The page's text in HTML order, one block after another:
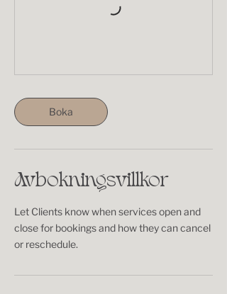
Boka
Avbokningsvillkor
Let Clients know when services open and
close for bookings and how they can cancel
or reschedule.